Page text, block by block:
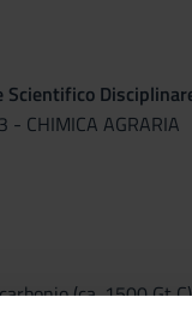
Scientifico
- CHIMICA AGRARIA
(ca. 1500 Gt